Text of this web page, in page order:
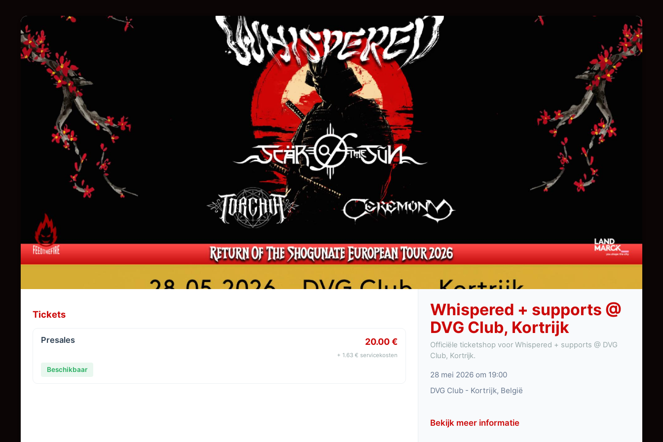
Tickets
Presales 20.00 €
+ 1.63 € servicekosten
Beschikbaar
Whispered + supports @
DVG Club, Kortrijk
Officiële ticketshop voor Whispered + supports @ DVG
Club, Kortrijk.
28 mei 2026 om 19:00
DVG Club - Kortrijk, België
Bekijk meer informatie